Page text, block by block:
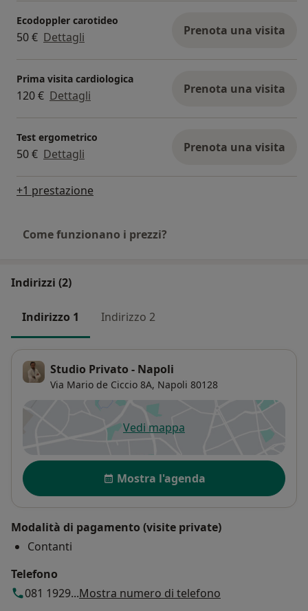
Ecodoppler carotideo
50 € Dettagli Prenota una visita
Prima visita cardiologica
120 € Dettagli Prenota una visita
Test ergometrico
50 € Dettagli Prenota una visita
+1 prestazione
Come funzionano i prezzi?
Indirizzi (2)
Indirizzo 1 Indirizzo 2
Studio Privato - Napoli
Via Mario de Ciccio 8A, Napoli 80128
Vedi mappasi apre in una nuova scheda
Disponibilità
Mostra l'agenda
Modalità di pagamento (visite private)
Contanti
Telefono
081 1929...Mostra numero di telefono